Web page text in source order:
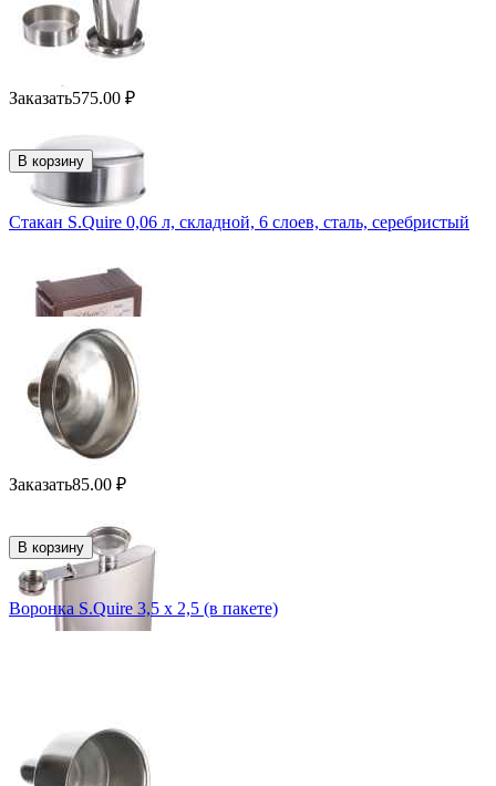
Заказать575.00 ₽
В корзину
Стакан S.Quire 0,06 л, складной, 6 слоев, сталь, серебристый
Заказать85.00 ₽
В корзину
Воронка S.Quire 3,5 х 2,5 (в пакете)